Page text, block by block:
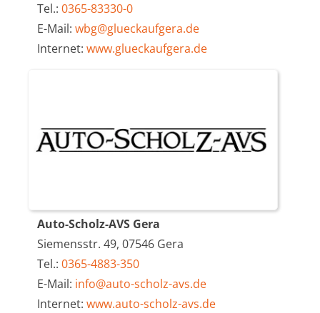
Tel.:0365-83330-0
E-Mail:wbg@glueckaufgera.de
Internet:www.glueckaufgera.de
Auto-Scholz-AVS Gera
Siemensstr. 49, 07546 Gera
Tel.:0365-4883-350
E-Mail: info@auto-scholz-avs.de
Internet:www.auto-scholz-avs.de